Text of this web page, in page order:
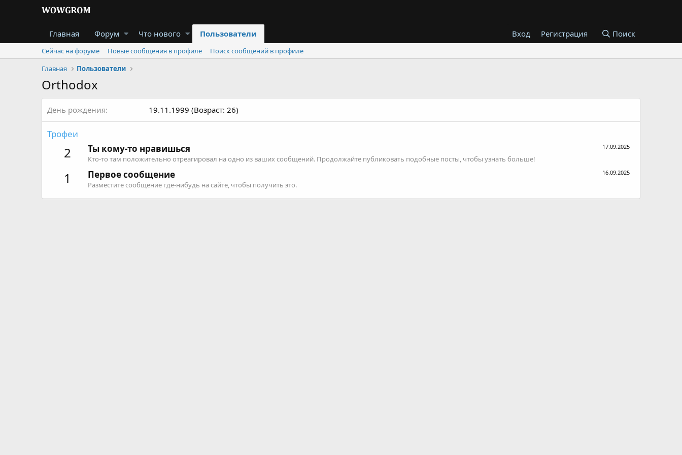
Главная Форум Что нового Пользователи Вход Регистрация Поиск
Сейчас на форуме Новые сообщения в профиле
Поиск сообщений в профиле
Главная
Пользователи
Orthodox
День рождения 19.11.1999 (Возраст: 26)
Трофеи
2 17.09.2025
Ты кому-то нравишься
Кто-то там положительно отреагировал на одно из ваших сообщений. Продолжайте публиковать подобные посты, чтобы узнать больше!
1 16.09.2025
Первое сообщение
Разместите сообщение где-нибудь на сайте, чтобы получить это.